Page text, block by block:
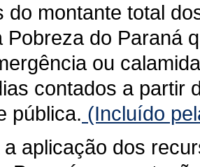
do montante total
Pobreza do Paraná
ou
contados a partir
pública. (Incluído
a aplicação dos